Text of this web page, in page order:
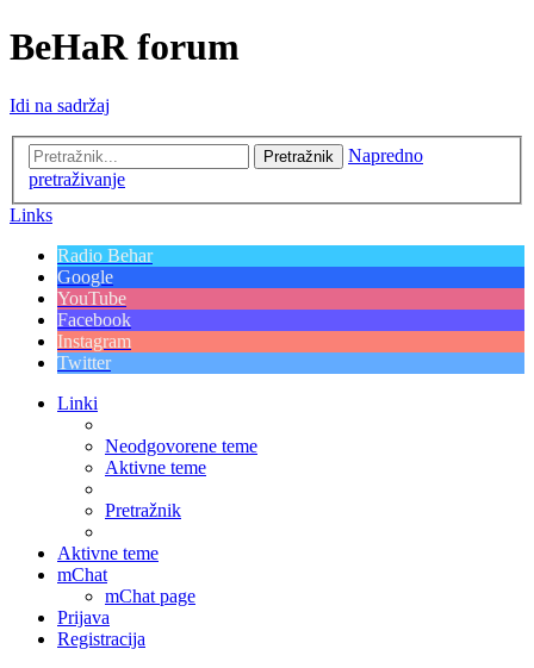
BeHaR forum
Idi na sadržaj
Pretražnik
Napredno
pretraživanje
Links
Radio Behar
Google
YouTube
Facebook
Instagram
Twitter
Linki
Neodgovorene teme
Aktivne teme
Pretražnik
Aktivne teme
mChat
mChat page
Prijava
Registracija